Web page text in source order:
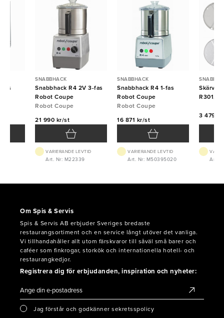
fas
SNABBHACK
Snabbhack R4 2V 3-fas
Robot Coupe
Robot Coupe
21 990 kr/st
VARIERANDE LEVTID
Art. Nr: M22339
SNABBHACK
Snabbhack R4 1-fas
Robot Coupe
Robot Coupe
16 871 kr/st
VARIERANDE LEVTID
Art. Nr: M50395020
3 479
Art.
Om Spis & Servis
Spis & Servis AB erbjuder Sveriges bredaste
restaurangsortiment och en service långt utöver det vanliga.
Vi tillhandahåller allt utom färskvaror till såväl små barer och
caféer som finkrogar, storkök och internationella hotell- och
restaurangkedjor.
Registrera dig för erbjudanden, inspiration och nyheter:
Jag förstår och godkänner sekretsspolicy